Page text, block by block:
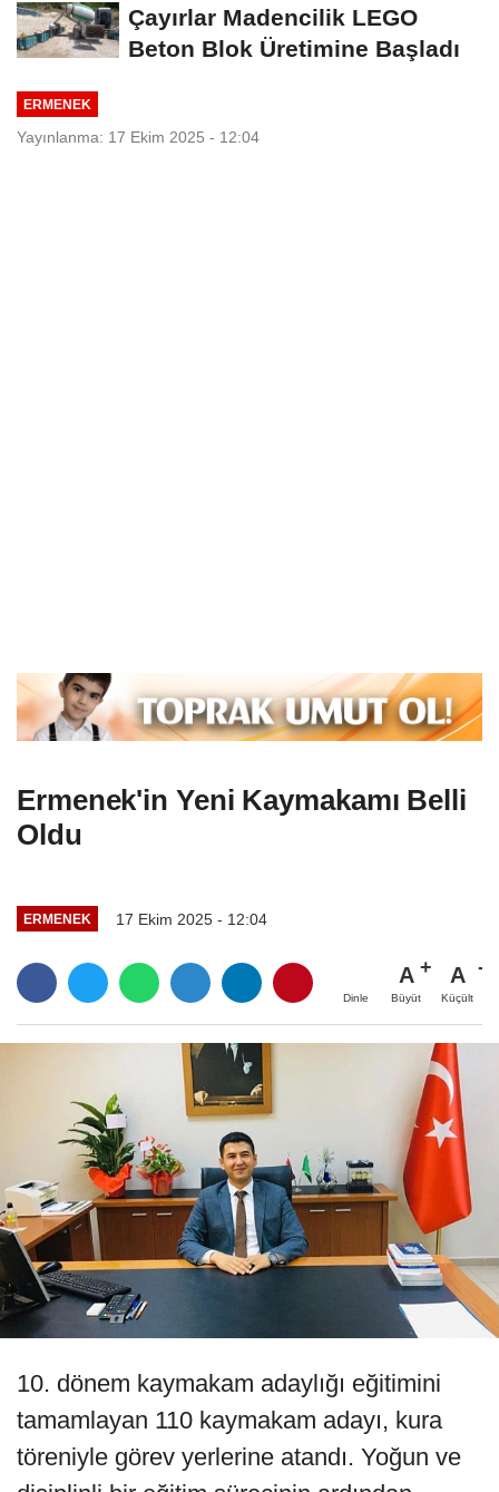
Çayırlar Madencilik LEGO
Beton Blok Üretimine Başladı
ERMENEK
Yayınlanma: 17 Ekim 2025 - 12:04
Ermenek'in Yeni Kaymakamı Belli
Oldu
ERMENEK 17 Ekim 2025 - 12:04
Dinle
A
Büyüt
A
Küçült
10. dönem kaymakam adaylığı eğitimini
tamamlayan 110 kaymakam adayı, kura
töreniyle görev yerlerine atandı. Yoğun ve